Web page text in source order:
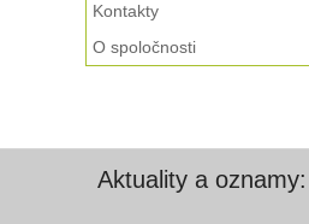
Kontakty
O spoločnosti
Aktuality a oznamy: